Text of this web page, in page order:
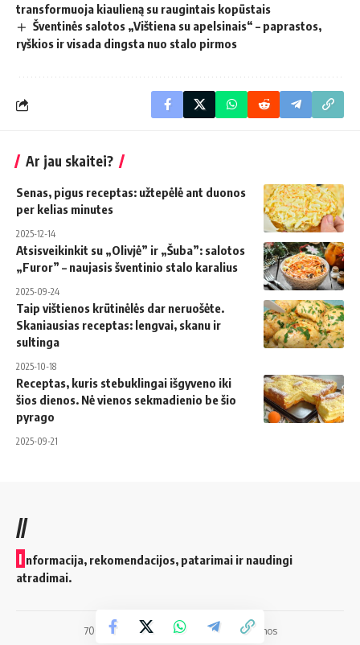
transformuoja kiaulieną su raugintais kopūstais
Šventinės salotos „Vištiena su apelsinais“ – paprastos,
ryškios ir visada dingsta nuo stalo pirmos
Ar jau skaitei?
Senas, pigus receptas: užtepėlė ant duonos
per kelias minutes
2025-12-14
Atsisveikinkit su „Olivjė” ir „Šuba”: salotos
„Furor” – naujasis šventinio stalo karalius
2025-09-24
Taip vištienos krūtinėlės dar neruošėte.
Skaniausias receptas: lengvai, skanu ir
sultinga
2025-10-18
Receptas, kuris stebuklingai išgyveno iki
šios dienos. Nė vienos sekmadienio be šio
pyrago
2025-09-21
//
I nformacija, rekomendacijos, patarimai ir naudingi
atradimai.
700vilnius.lt © 2025 Visos teisės saugomos